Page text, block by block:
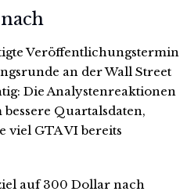
Veröffentlichungstermin
an der Wall Street
Die Analystenreaktionen
Quartalsdaten,
viel GTA VI bereits
auf 300 Dollar nach